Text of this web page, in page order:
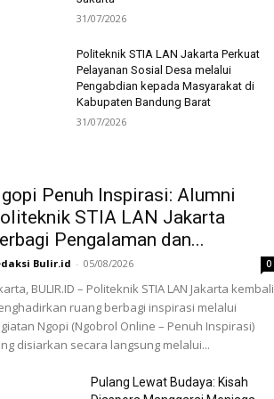
31/07/2026
Politeknik STIA LAN Jakarta Perkuat
Pelayanan Sosial Desa melalui
Pengabdian kepada Masyarakat di
Kabupaten Bandung Barat
31/07/2026
Penuh Inspirasi: Alumni
STIA LAN Jakarta
Pengalaman dan...
Bulir.id - 05/08/2026 0
BULIR.ID – Politeknik STIA LAN Jakarta kembali
ruang berbagi inspirasi melalui
Ngopi (Ngobrol Online – Penuh Inspirasi)
disiarkan secara langsung melalui...
Pulang Lewat Budaya: Kisah